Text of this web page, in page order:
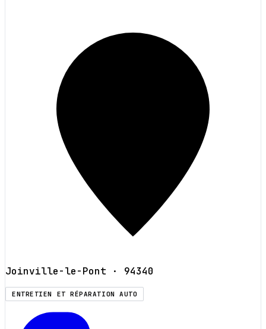
Joinville-le-Pont · 94340
ENTRETIEN ET RÉPARATION AUTO